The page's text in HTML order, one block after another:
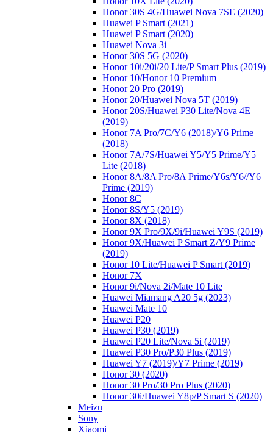
Honor 30S 4G/Huawei Nova 7SE (2020)
Huawei P Smart (2021)
Huawei P Smart (2020)
Huawei Nova 3i
Honor 30S 5G (2020)
Honor 10i/20i/20 Lite/P Smart Plus (2019)
Honor 10/Honor 10 Premium
Honor 20 Pro (2019)
Honor 20/Huawei Nova 5T (2019)
Honor 20S/Huawei P30 Lite/Nova 4E
(2019)
Honor 7A Pro/7C/Y6 (2018)/Y6 Prime
(2018)
Honor 7A/7S/Huawei Y5/Y5 Prime/Y5
Lite (2018)
Honor 8A/8A Pro/8A Prime/Y6s/Y6//Y6
Prime (2019)
Honor 8C
Honor 8S/Y5 (2019)
Honor 8X (2018)
Honor 9X Pro/9X/9i/Huawei Y9S (2019)
Honor 9X/Huawei P Smart Z/Y9 Prime
(2019)
Honor 10 Lite/Huawei P Smart (2019)
Honor 7X
Honor 9i/Nova 2i/Mate 10 Lite
Huawei Miamang A20 5g (2023)
Huawei Mate 10
Huawei P20
Huawei P30 (2019)
Huawei P20 Lite/Nova 5i (2019)
Huawei P30 Pro/P30 Plus (2019)
Huawei Y7 (2019)/Y7 Prime (2019)
Honor 30 (2020)
Honor 30 Pro/30 Pro Plus (2020)
Honor 30i/Huawei Y8p/P Smart S (2020)
Meizu
Sony
Xiaomi